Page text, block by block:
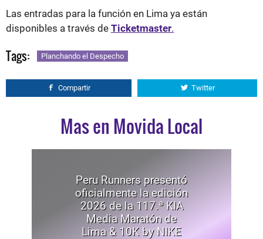
Las entradas para la función en Lima ya están
disponibles a través de Ticketmaster.
Tags: Planchando el Despecho
Compartir Twitter
Mas en Movida Local
Peru Runners presentó
oficialmente la edición
2026 de la 117.ª KIA
Media Maratón de
Lima & 10K by NIKE